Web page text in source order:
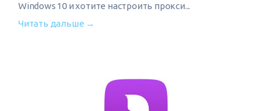
Windows 10 и хотите настроить прокси...
Читать дальше →